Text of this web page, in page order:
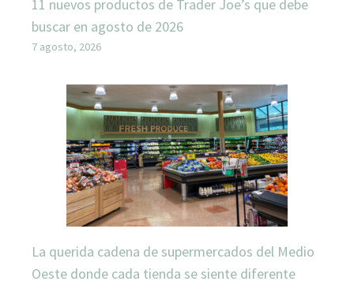
11 nuevos productos de Trader Joe’s que debe
buscar en agosto de 2026
7 agosto, 2026
La querida cadena de supermercados del Medio
Oeste donde cada tienda se siente diferente